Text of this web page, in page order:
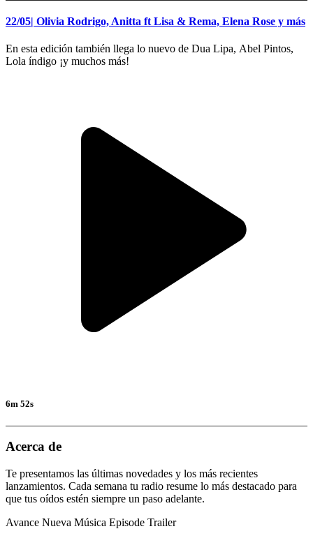
22/05| Olivia Rodrigo, Anitta ft Lisa & Rema, Elena Rose y más
En esta edición también llega lo nuevo de Dua Lipa, Abel Pintos,
Lola índigo ¡y muchos más!
6m 52s
Acerca de
Te presentamos las últimas novedades y los más recientes
lanzamientos. Cada semana tu radio resume lo más destacado para
que tus oídos estén siempre un paso adelante.
Avance Nueva Música Episode Trailer